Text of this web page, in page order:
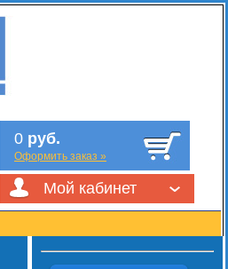
Мой кабинет
0 руб.
Оформить заказ »